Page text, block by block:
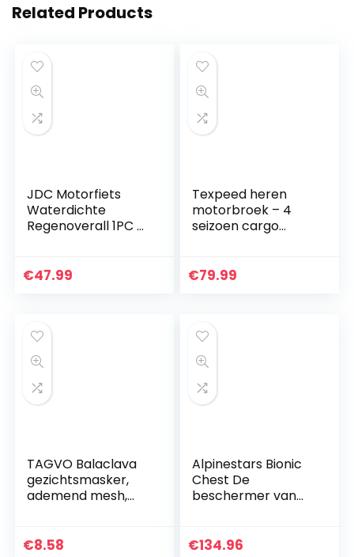
Related Products
JDC Motorfiets
Waterdichte
Regenoverall 1PC –
€47.99
Texpeed heren
motorbroek – 4
seizoen cargo
1621-1)
€79.99
TAGVO Balaclava
gezichtsmasker,
ademend mesh,
motorfiets, fietsen,
€8.58
Alpinestars Bionic
Chest De
beschermer van
€134.96